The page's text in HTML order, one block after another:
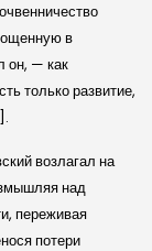
в
он, — как
только развитие,
возлагал на
над
переживая
потери